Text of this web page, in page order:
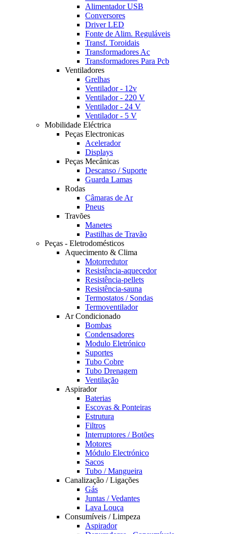
Alimentador USB
Conversores
Driver LED
Fonte de Alim. Reguláveis
Transf. Toroidais
Transformadores Ac
Transformadores Para Pcb
Ventiladores
Grelhas
Ventilador - 12v
Ventilador - 220 V
Ventilador - 24 V
Ventilador - 5 V
Mobilidade Eléctrica
Peças Electronicas
Acelerador
Displays
Peças Mecânicas
Descanso / Suporte
Guarda Lamas
Rodas
Câmaras de Ar
Pneus
Travões
Manetes
Pastilhas de Travão
Peças - Eletrodomésticos
Aquecimento & Clima
Motorredutor
Resistência-aquecedor
Resistência-pellets
Resistência-sauna
Termostatos / Sondas
Termoventilador
Ar Condicionado
Bombas
Condensadores
Modulo Eletrónico
Suportes
Tubo Cobre
Tubo Drenagem
Ventilação
Aspirador
Baterias
Escovas & Ponteiras
Estrutura
Filtros
Interruptores / Botões
Motores
Módulo Electrónico
Sacos
Tubo / Mangueira
Canalização / Ligações
Gás
Juntas / Vedantes
Lava Louça
Consumíveis / Limpeza
Aspirador